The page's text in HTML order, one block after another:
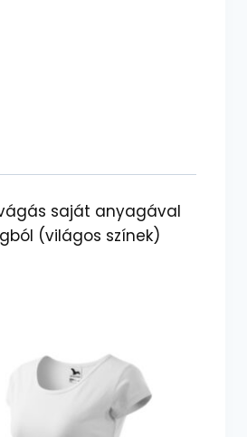
saját anyagával
(világos színek)